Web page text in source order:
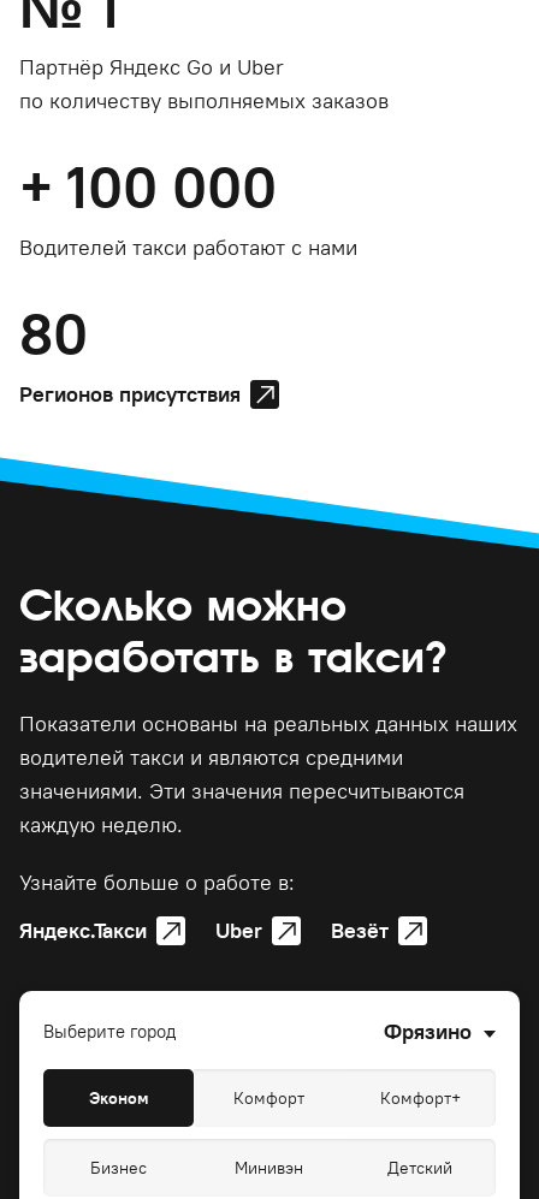
Партнёр Яндекс Go и Uber
по количеству выполняемых заказов
+ 100 000
Водителей такси работают с нами
80
Регионов присутствия
Сколько можно
заработать в такси?
Показатели основаны на реальных данных наших
водителей такси и являются средними
значениями. Эти значения пересчитываются
каждую неделю.
Узнайте больше о работе в:
Яндекс.Такси
Uber Везёт
Выберите город Фрязино
Эконом Комфорт Комфорт+
Бизнес Минивэн Детский